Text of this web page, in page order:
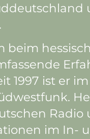
beim
1997 ist er
Radio
im In-